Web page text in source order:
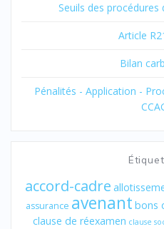
Seuils des procédures
Article
Bilan
Pénalités - Application -
accord-cadre
assurance avenant bons
clause de réexamen clause